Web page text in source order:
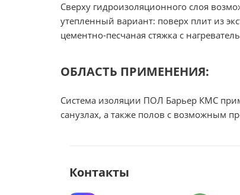
Сверху гидроизоляционного слоя
утепленный вариант: поверх плит из
цементно-песчаная стяжка с
ОБЛАСТЬ ПРИМЕНЕНИЯ:
Система изоляции ПОЛ Барьер КМС
санузлах, а также полов с возможным
Контакты